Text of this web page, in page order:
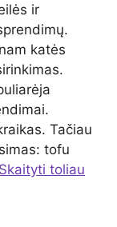
ir
katės
Tačiau
tofu
Skaityti toliau